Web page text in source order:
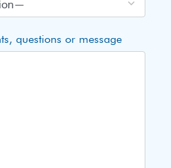
questions or message